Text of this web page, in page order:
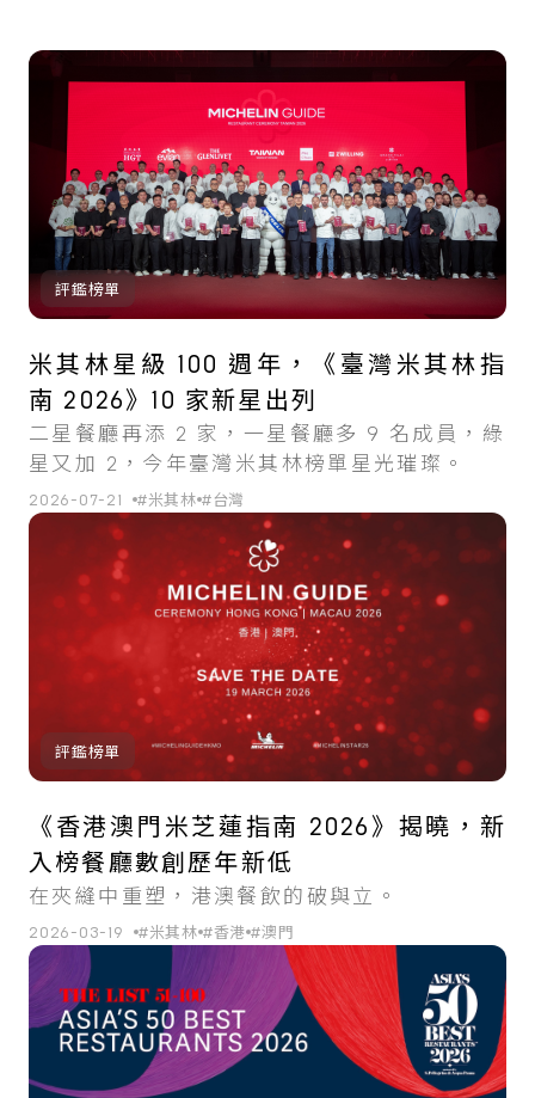
評鑑榜單
米其林星級 100 週年，《臺灣米其林指
南 2026》10 家新星出列
二星餐廳再添 2 家，一星餐廳多 9 名成員，綠
星又加 2，今年臺灣米其林榜單星光璀璨。
2026-07-21 #米其林 #台灣
評鑑榜單
《香港澳門米芝蓮指南 2026》揭曉，新
入榜餐廳數創歷年新低
在夾縫中重塑，港澳餐飲的破與立。
2026-03-19 #米其林 #香港 #澳門